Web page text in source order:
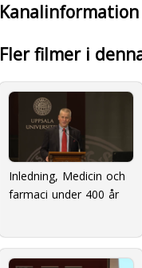
Kanalinformation
Fler filmer i
Inledning, Medicin och
farmaci under 400 år